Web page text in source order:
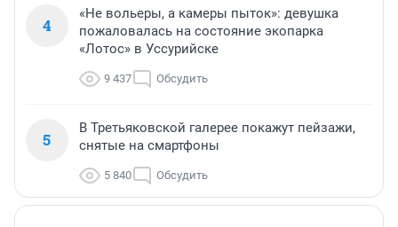
4
«Не вольеры, а камеры пыток»: девушка
пожаловалась на состояние экопарка
«Лотос» в Уссурийске
9 437 Обсудить
5
В Третьяковской галерее покажут пейзажи,
снятые на смартфоны
5 840 Обсудить